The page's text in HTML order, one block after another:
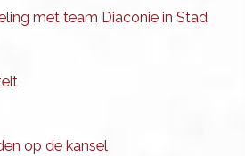
met team Diaconie in Stad
op de kansel